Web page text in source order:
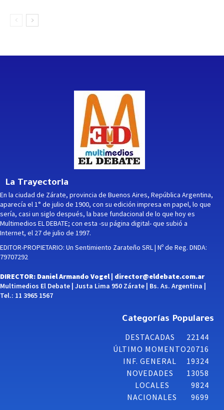
La Trayectoria
En la ciudad de Zárate, provincia de Buenos Aires, República Argentina,
aparecía el 1° de julio de 1900, con su edición impresa en papel, lo que
sería, casi un siglo después, la base fundacional de lo que hoy es
Multimedios EL DEBATE; con esta -su página digital- que subió a
Internet, el 27 de julio de 1997.
EDITOR-PROPIETARIO: Un Sentimiento Zarateño SRL | Nº de Reg. DNDA:
79707292
DIRECTOR: Daniel Armando Vogel | director@eldebate.com.ar
Multimedios El Debate | Justa Lima 950 Zárate | Bs. As. Argentina |
Tel.: 11 3965 1567
Categorías Populares
DESTACADAS
22144
ÚLTIMO MOMENTO20716
INF. GENERAL
19324
NOVEDADES
13058
LOCALES
9824
NACIONALES
9699